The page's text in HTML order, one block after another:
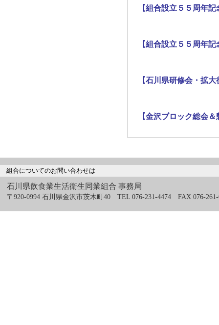
【組合設立５５周年
【組合設立５５周年
【石川県研修会・拡
【金沢ブロック総会
組合についてのお問い合わせは
石川県飲食業生活衛生同業組合 事務局
〒920-0994 石川県金沢市茨木町40 TEL 076-231-4474 FAX 076-261-